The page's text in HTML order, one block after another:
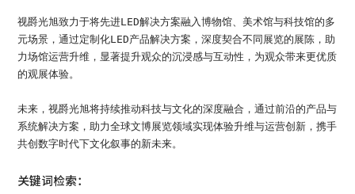
视爵光旭致力于将先进LED解决方案融入博物馆、美术馆与科技馆的多
元场景，通过定制化LED产品解决方案，深度契合不同展览的展陈，助
力场馆运营升维，显著提升观众的沉浸感与互动性，为观众带来更优质
的观展体验。
未来，视爵光旭将持续推动科技与文化的深度融合，通过前沿的产品与
系统解决方案，助力全球文博展览领域实现体验升维与运营创新，携手
共创数字时代下文化叙事的新未来。
关键词检索：